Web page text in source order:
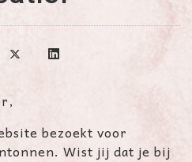
bezoekt voor
Wist jij dat je bij